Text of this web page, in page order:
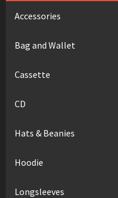
Accessories
Bag and Wallet
Cassette
CD
Hats & Beanies
Hoodie
Longsleeves